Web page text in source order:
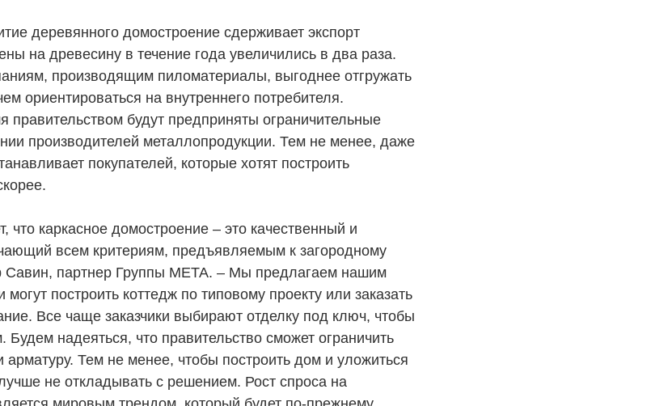
деревянного домостроение сдерживает экспорт
на древесину в течение года увеличились в два раза.
производящим пиломатериалы, выгоднее отгружать
ориентироваться на внутреннего потребителя.
будут предприняты ограничительные
производителей металлопродукции. Тем не менее, даже
покупателей, которые хотят построить
каркасное домостроение – это качественный и
всем критериям, предъявляемым к загородному
Савин, партнер Группы МЕТА. – Мы предлагаем нашим
построить коттедж по типовому проекту или заказать
Все чаще заказчики выбирают отделку под ключ, чтобы
надеяться, что правительство сможет ограничить
Тем не менее, чтобы построить дом и уложиться
не откладывать с решением. Рост спроса на